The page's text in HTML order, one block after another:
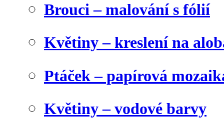
Brouci – malování s fólií
Květiny – kreslení na
Ptáček – papírová
Květiny – vodové barvy